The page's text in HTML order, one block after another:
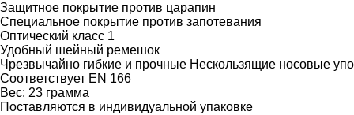
Защитное покрытие против царапин
Специальное покрытие против запотевания
Оптический класс 1
Удобный шейный ремешок
Чрезвычайно гибкие и прочные Нескользящие носовые
Соответствует EN 166
Вес: 23 грамма
Поставляются в индивидуальной упаковке